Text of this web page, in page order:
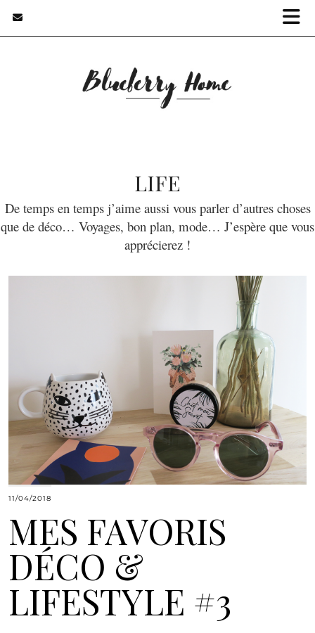
LIFE
De temps en temps j’aime aussi vous parler d’autres choses
que de déco… Voyages, bon plan, mode… J’espère que vous
apprécierez !
11/04/2018
MES FAVORIS
DÉCO &
LIFESTYLE #3